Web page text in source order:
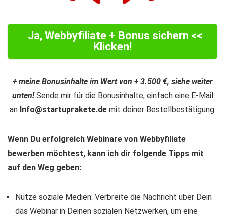
Ja, Webbyfiliate + Bonus sichern <<
Klicken!
+ meine Bonusinhalte im Wert von + 3.500 €, siehe weiter
unten!Sende mir für die Bonusinhalte, einfach eine E-Mail
an Info@startuprakete.demit deiner Bestellbestätigung.
Wenn Du erfolgreich Webinare von Webbyfiliate
bewerben möchtest, kann ich dir folgende Tipps mit
auf den Weg geben:
Nutze soziale Medien: Verbreite die Nachricht über Dein
das Webinar in Deinen sozialen Netzwerken, um eine